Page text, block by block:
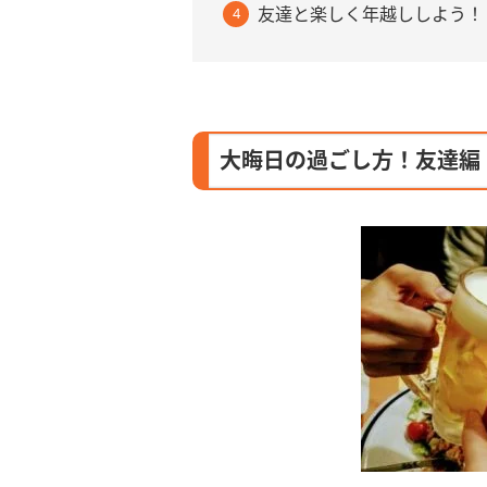
友達と楽しく年越ししよう！
大晦日の過ごし方！友達編